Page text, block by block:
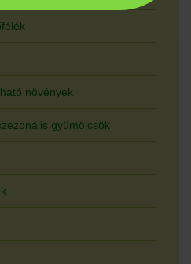
növények
gyümölcsök